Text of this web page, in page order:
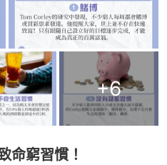
+6
命窮習慣！